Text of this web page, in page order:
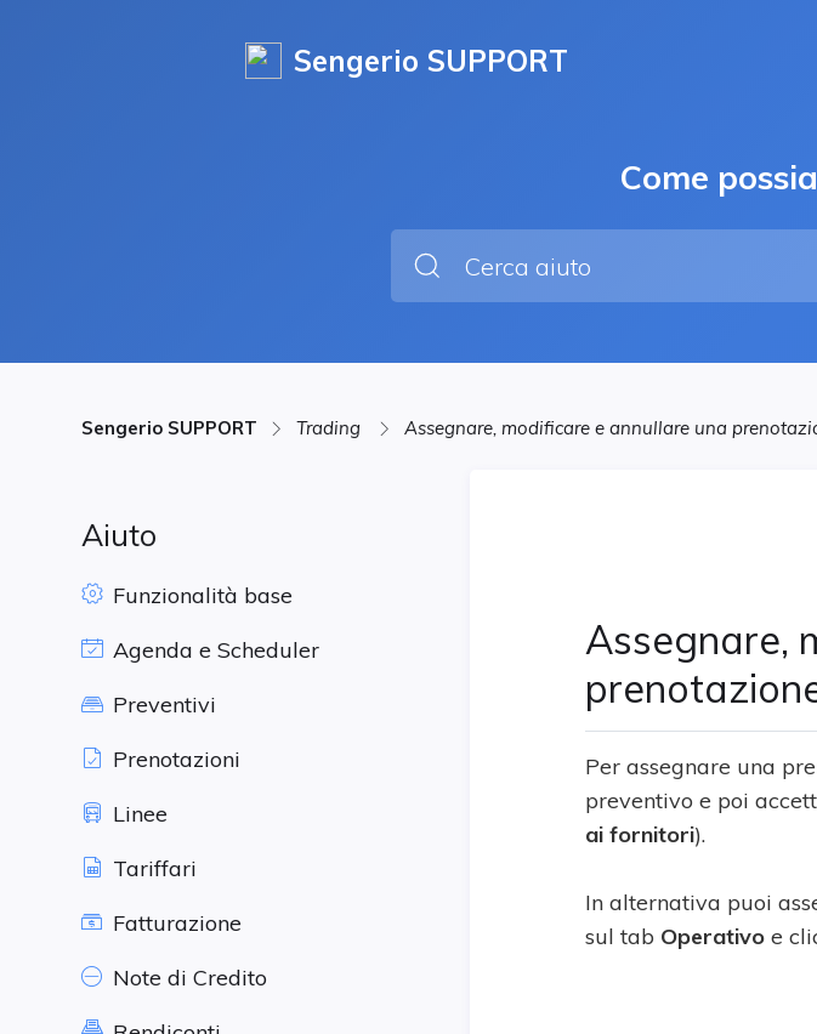
Sengerio SUPPORT
Come
Sengerio SUPPORT Trading Assegnare, modificare e annullare una
Aiuto
Funzionalità base
Agenda e Scheduler
Preventivi
Prenotazioni
Linee
Tariffari
Fatturazione
Note di Credito
Assegnare,
Per assegnare una
preventivo e poi
ai fornitori).
In alternativa puoi
sul tab Operativo e